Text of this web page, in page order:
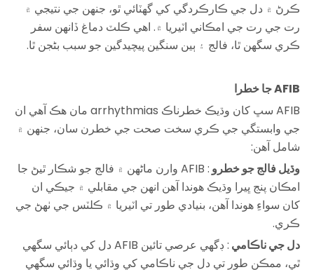
ڪرڻ ۾ دل جي ڪارڪردگي کي گھٽائي ٿو، جنهن جي نتيجي ۾
رت جي رت جي امڪاني اٽيريا ۾. اهي ڪلٽ دماغ ڏانهن سفر
ڪري سگهن ٿا، فالج ۽ ٻين سنگين پيچيدگين جو سبب بڻجن ٿا.
AFIB جا خطرا
AFIB سڀ کان وڌيڪ خطرناڪ arrhythmias مان هڪ آهي ان
جي وابستگي جي ڪري سخت صحت جي خطرن سان، جنهن ۾
شامل آهن:
وڌيل فالج جو خطرو
: AFIB وارن ماڻهن ۾ فالج جو شڪار ٿيڻ جا
امڪان پنج ڀيرا وڌيڪ هوندا آهن انهن جي مقابلي ۾ جيڪي ان
کان سواءِ هوندا آهن، بنيادي طور تي اٽيريا ۾ ڪلٽس جي ٺهڻ جي
ڪري.
دل جي ناڪامي
: ڊگھي عرصي تائين AFIB دل کي دٻائي سگھي
ٿي، ممڪن طور تي دل جي ناڪامي کي وڌائي يا وڌائي سگھي